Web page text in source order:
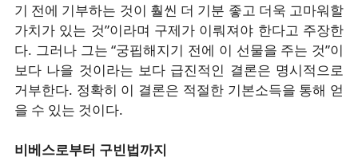
기 전에 기부하는 것이 훨씬 더 기분 좋고 더욱 고마워할
가치가 있는 것”이라며 구제가 이뤄져야 한다고 주장한
다. 그러나 그는 “궁핍해지기 전에 이 선물을 주는 것”이
보다 나을 것이라는 보다 급진적인 결론은 명시적으로
거부한다. 정확히 이 결론은 적절한 기본소득을 통해 얻
을 수 있는 것이다.
비베스로부터 구빈법까지